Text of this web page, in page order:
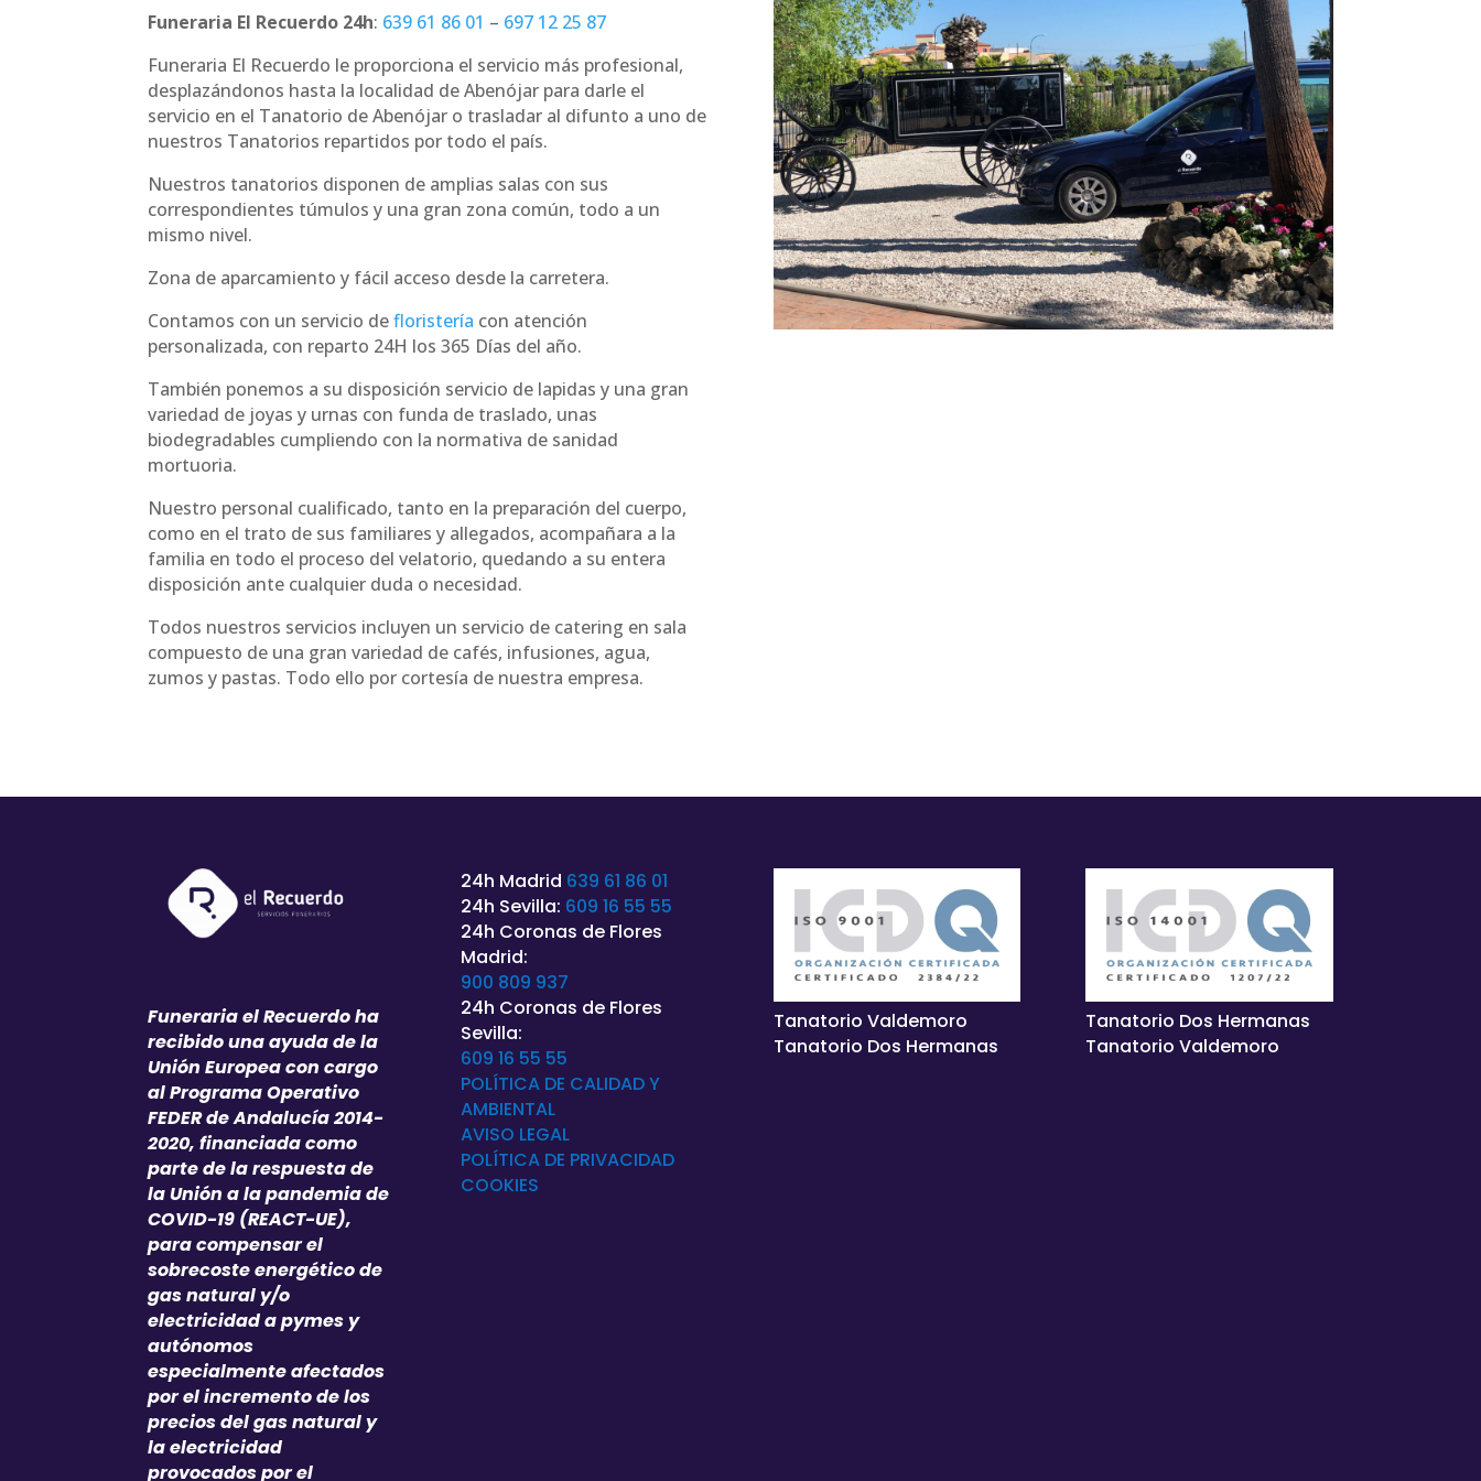
Funeraria El Recuerdo 24h: 639 61 86 01 – 697 12 25 87
Funeraria El Recuerdo le proporciona el servicio más profesional,
desplazándonos hasta la localidad de Abenójar para darle el
servicio en el Tanatorio de Abenójar o trasladar al difunto a uno de
nuestros Tanatorios repartidos por todo el país.
Nuestros tanatorios disponen de amplias salas con sus
correspondientes túmulos y una gran zona común, todo a un
mismo nivel.
Zona de aparcamiento y fácil acceso desde la carretera.
Contamos con un servicio defloristería con atención
personalizada, con reparto 24H los 365 Días del año.
También ponemos a su disposición servicio de lapidas y una gran
variedad de joyas y urnas con funda de traslado, unas
biodegradables cumpliendo con la normativa de sanidad
mortuoria.
Nuestro personal cualificado, tanto en la preparación del cuerpo,
como en el trato de sus familiares y allegados, acompañara a la
familia en todo el proceso del velatorio, quedando a su entera
disposición ante cualquier duda o necesidad.
Todos nuestros servicios incluyen un servicio de catering en sala
compuesto de una gran variedad de cafés, infusiones, agua,
zumos y pastas. Todo ello por cortesía de nuestra empresa.
Funeraria el Recuerdo ha
recibido una ayuda de la
Unión Europea con cargo
al Programa Operativo
FEDER de Andalucía 2014-
2020, financiada como
parte de la respuesta de
la Unión a la pandemia de
COVID-19 (REACT-UE),
para compensar el
sobrecoste energético de
gas natural y/o
electricidad a pymes y
autónomos
especialmente afectados
por el incremento de los
precios del gas natural y
la electricidad
provocados por el
24h Madrid 639 61 86 01
24h Sevilla: 609 16 55 55
24h Coronas de Flores
Madrid:
900 809 937
24h Coronas de Flores
Sevilla:
609 16 55 55
POLÍTICA DE CALIDAD Y
AMBIENTAL
AVISO LEGAL
POLÍTICA DE PRIVACIDAD
COOKIES
Tanatorio Valdemoro
Tanatorio Dos Hermanas
Tanatorio Dos Hermanas
Tanatorio Valdemoro